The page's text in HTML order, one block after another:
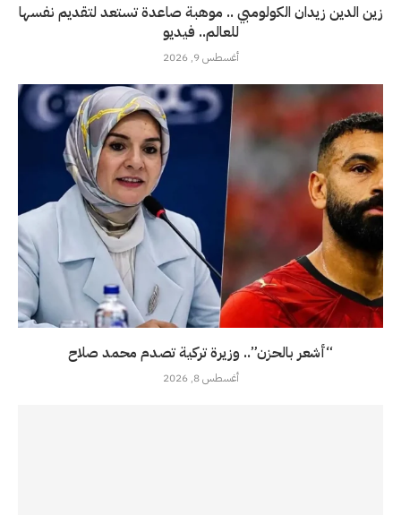
زين الدين زيدان الكولومبي .. موهبة صاعدة تستعد لتقديم نفسها
للعالم.. فيديو
أغسطس 9, 2026
“أشعر بالحزن”.. وزيرة تركية تصدم محمد صلاح
أغسطس 8, 2026